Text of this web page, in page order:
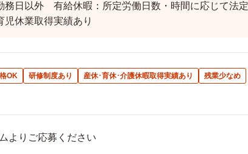
日以外 有給休暇：所定労働日数・時間に応じて法
休業取得実績あり
OK 研修制度あり 産休･育休･介護休暇取得実績あり
残業少なめ
よりご応募ください